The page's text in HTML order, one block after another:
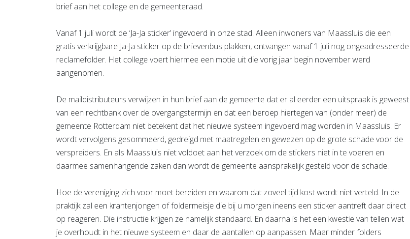
brief aan het college en de gemeenteraad.
Vanaf 1 juli wordt de ‘Ja-Ja sticker’ ingevoerd in onze stad. Alleen inwoners van Maassluis die een
gratis verkrijgbare Ja-Ja sticker op de brievenbus plakken, ontvangen vanaf 1 juli nog ongeadresseerde
reclamefolder. Het college voert hiermee een motie uit die vorig jaar begin november werd
aangenomen.
De maildistributeurs verwijzen in hun brief aan de gemeente dat er al eerder een uitspraak is geweest
van een rechtbank over de overgangstermijn en dat een beroep hiertegen van (onder meer) de
gemeente Rotterdam niet betekent dat het nieuwe systeem ingevoerd mag worden in Maassluis. Er
wordt vervolgens gesommeerd, gedreigd met maatregelen en gewezen op de grote schade voor de
verspreiders. En als Maassluis niet voldoet aan het verzoek om de stickers niet in te voeren en
daarmee samenhangende zaken dan wordt de gemeente aansprakelijk gesteld voor de schade.
Hoe de vereniging zich voor moet bereiden en waarom dat zoveel tijd kost wordt niet verteld. In de
praktijk zal een krantenjongen of foldermeisje die bij u morgen ineens een sticker aantreft daar direct
op reageren. Die instructie krijgen ze namelijk standaard. En daarna is het een kwestie van tellen wat
je overhoudt in het nieuwe systeem en daar de aantallen op aanpassen. Maar minder folders